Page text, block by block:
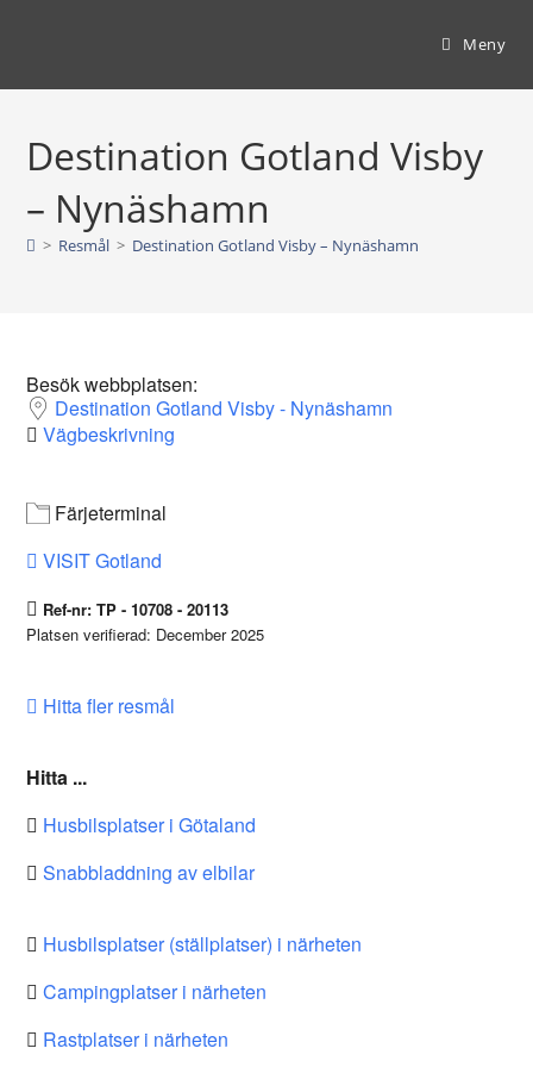
Meny
Destination Gotland Visby
– Nynäshamn
> Resmål > Destination Gotland Visby – Nynäshamn
Besök webbplatsen:
Destination Gotland Visby - Nynäshamn
Vägbeskrivning
Färjeterminal
VISIT Gotland
Ref-nr: TP - 10708 - 20113
Platsen verifierad: December 2025
Hitta fler resmål
Hitta ...
Husbilsplatser i Götaland
Snabbladdning av elbilar
Husbilsplatser (ställplatser) i närheten
Campingplatser i närheten
Rastplatser i närheten